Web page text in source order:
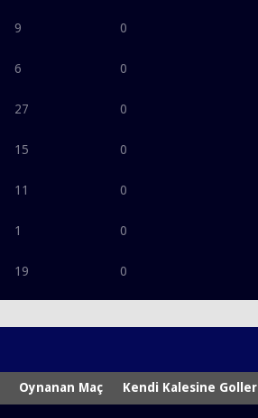
9 0
6 0
27 0
15 0
11 0
1 0
19 0
Oynanan Maç Kendi Kalesine Goller